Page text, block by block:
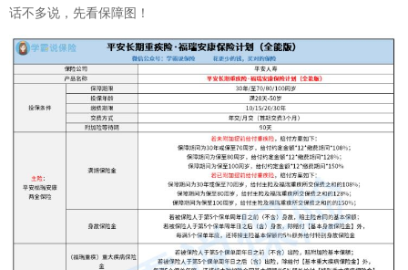
话不多说，先看保障图！